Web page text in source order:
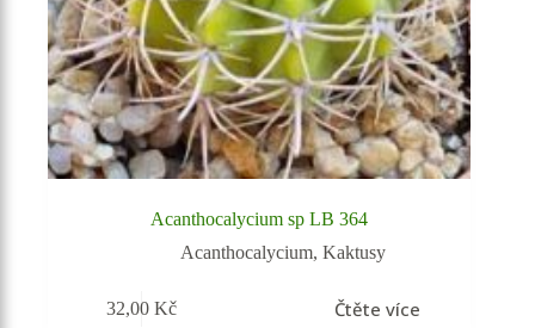
Acanthocalycium sp LB 364
Acanthocalycium,Kaktusy
32,00Kč Čtěte více